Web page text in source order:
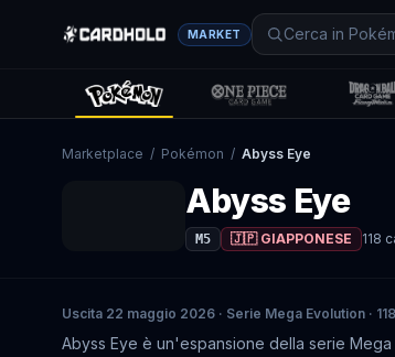
MARKET
Marketplace / Pokémon / Abyss Eye
Abyss Eye
M5 🇯🇵 GIAPPONESE 118
Uscita 22 maggio 2026 · Serie Mega Evolution ·
Abyss Eye è un'espansione della serie